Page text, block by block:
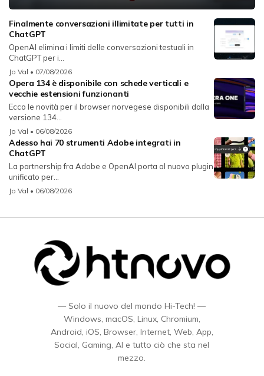
Finalmente conversazioni illimitate per tutti in
ChatGPT
OpenAI elimina i limiti delle conversazioni testuali in
ChatGPT per i...
Jo Val • 07/08/2026
Opera 134 è disponibile con schede verticali e
vecchie estensioni funzionanti
Ecco le novità per il browser norvegese disponibili dalla
versione 134...
Jo Val • 06/08/2026
Adesso hai 70 strumenti Adobe integrati in
ChatGPT
La partnership fra Adobe e OpenAI porta al nuovo plugin
unificato per...
Jo Val • 06/08/2026
— Solo il nuovo del mondo Hi-Tech! —
Windows, macOS, Linux, Chromium,
Android, iOS, Browser, Internet, Web, App,
Social, Gaming, AI e tutto ciò che sta nel
mezzo.